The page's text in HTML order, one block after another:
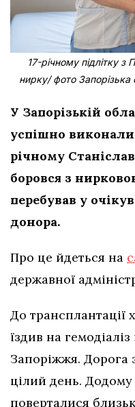
17-річному підлітку з
нирку/ фото Запорізька
У Запорізькій
успішно
річному
боровся з
перебував у
донора.
Про це йдеться на
державної
До трансплантації
їздив на гемодіаліз
Запоріжжя. Дорога
цілий день.
поверталися